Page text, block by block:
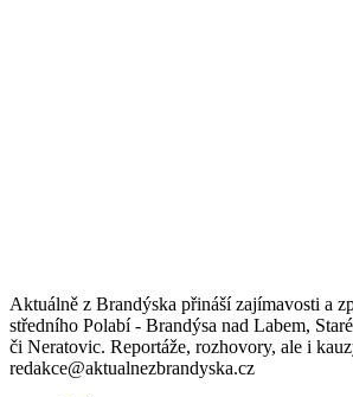
Aktuálně z Brandýska přináší zajímavosti a
středního Polabí - Brandýsa nad Labem,
či Neratovic. Reportáže, rozhovory, ale i
redakce@aktualnezbrandyska.cz